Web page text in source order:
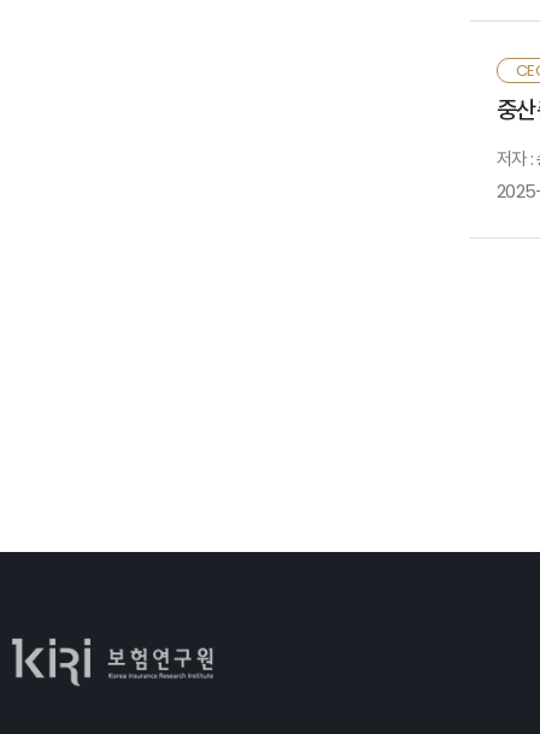
중
저자 :